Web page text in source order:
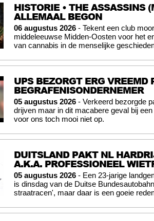
HISTORIE • THE ASSASSINS
ALLEMAAL BEGON
06 augustus 2026 - Tekent een club
middeleeuwse Midden-Oosten voor het
van cannabis in de menselijke
UPS BEZORGT ERG
BEGRAFENISONDERNEMER
05 augustus 2026 - Verkeerd bezorgde
drijven maar in dit macabere geval bij
voor ons toch mooi niet op.
DUITSLAND PAKT NL
A.K.A. PROFESSIONEEL
05 augustus 2026 - Een 23-jarige
is dinsdag van de Duitse
straatracen', maar daar is een goeie